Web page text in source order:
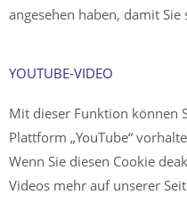
angesehen haben, damit
YOUTUBE-VIDEO
Mit dieser Funktion können
Plattform „YouTube“
Wenn Sie diesen Cookie
Videos mehr auf unserer